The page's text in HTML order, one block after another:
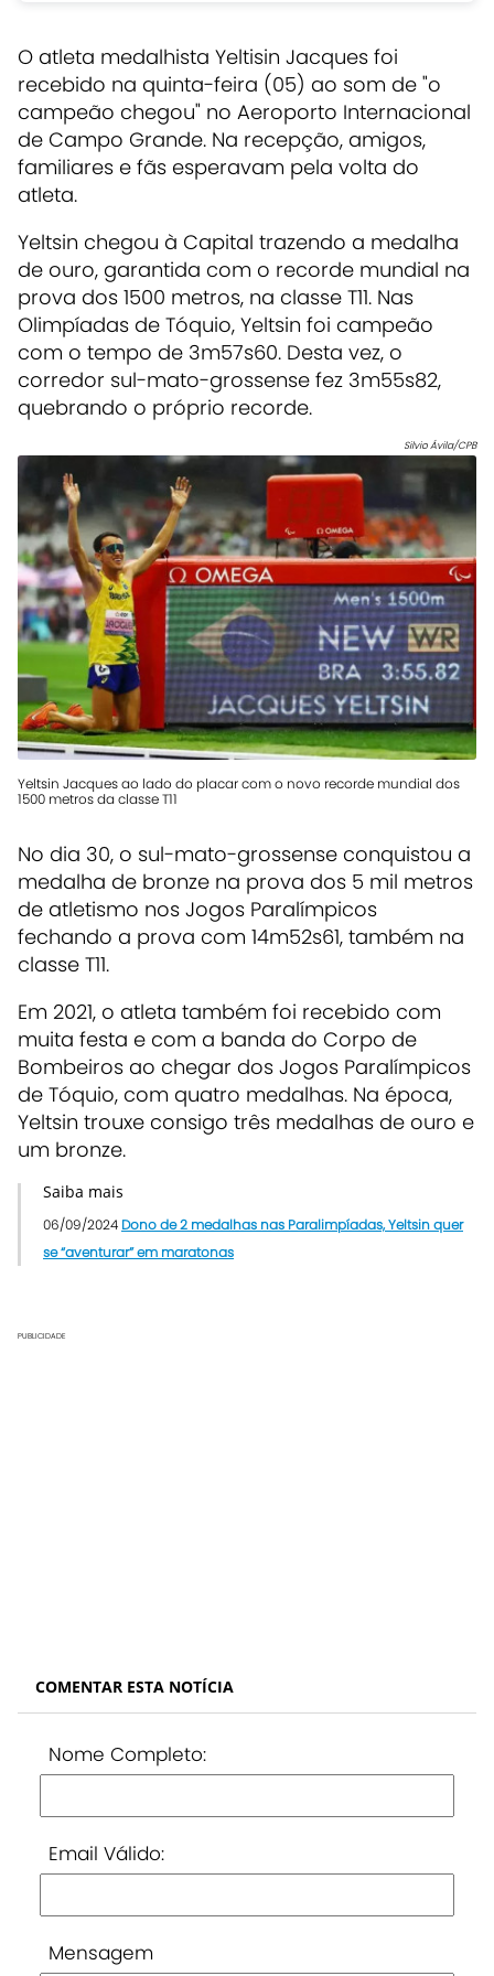
O atleta medalhista Yeltisin Jacques foi
recebido na quinta-feira (05) ao som de "o
campeão chegou" no Aeroporto Internacional
de Campo Grande. Na recepção, amigos,
familiares e fãs esperavam pela volta do
atleta.
Yeltsin chegou à Capital trazendo a medalha
de ouro, garantida com o recorde mundial na
prova dos 1500 metros, na classe T11. Nas
Olimpíadas de Tóquio, Yeltsin foi campeão
com o tempo de 3m57s60. Desta vez, o
corredor sul-mato-grossense fez 3m55s82,
quebrando o próprio recorde.
Silvio Ávila/CPB
Yeltsin Jacques ao lado do placar com o novo recorde mundial dos
1500 metros da classe T11
No dia 30, o sul-mato-grossense conquistou a
medalha de bronze na prova dos 5 mil metros
de atletismo nos Jogos Paralímpicos
fechando a prova com 14m52s61, também na
classe T11.
Em 2021, o atleta também foi recebido com
muita festa e com a banda do Corpo de
Bombeiros ao chegar dos Jogos Paralímpicos
de Tóquio, com quatro medalhas. Na época,
Yeltsin trouxe consigo três medalhas de ouro e
um bronze.
Saiba mais
06/09/2024 Dono de 2 medalhas nas Paralimpíadas, Yeltsin quer
se “aventurar” em maratonas
PUBLICIDADE
COMENTAR ESTA NOTÍCIA
Nome Completo:
Email Válido:
Mensagem